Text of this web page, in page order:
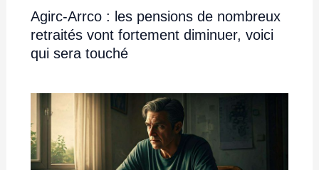
Agirc-Arrco : les pensions de nombreux
retraités vont fortement diminuer, voici
qui sera touché